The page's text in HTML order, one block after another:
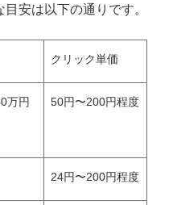
安は以下の通りです。
クリック単価
万円
50円〜200円程度
24円〜200円程度